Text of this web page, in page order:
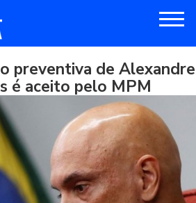
preventiva de Alexandre
é aceito pelo MPM